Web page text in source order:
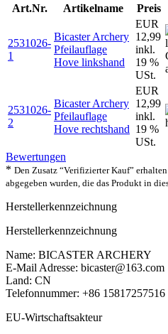
Art.Nr.
Artikelname Preis
2531026-
1
Bicaster Archery
Pfeilauflage
Hove linkshand
EUR
12,99
inkl.
19 %
USt.
2531026-
2
Bicaster Archery
Pfeilauflage
Hove rechtshand
EUR
12,99
inkl.
19 %
USt.
Bewertungen
* Den Zusatz “Verifizierter Kauf”
abgegeben wurden, die das Produkt in
Herstellerkennzeichnung
Herstellerkennzeichnung
Name: BICASTER ARCHERY
E-Mail Adresse: bicaster@163.com
Land: CN
Telefonnummer: +86 15817257516
EU-Wirtschaftsakteur